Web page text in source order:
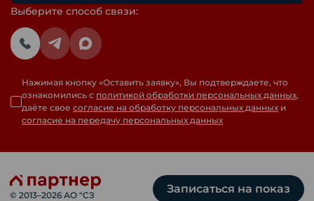
Выберите способ связи:
Нажимая кнопку «Оставить заявку», Вы подтверждаете, что
ознакомились с политикой обработки персональных данных,
даёте свое согласие на обработку персональных данных и
согласие на передачу персональных данных
© 2013–2026 АО "СЗ
Записаться на показ